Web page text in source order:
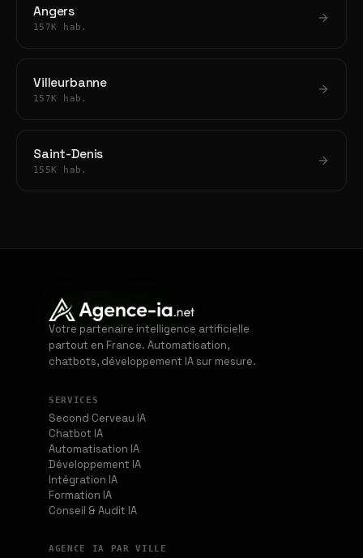
Angers
157K hab.
Villeurbanne
157K hab.
Saint-Denis
155K hab.
Votre partenaire intelligence artificielle
partout en France. Automatisation,
chatbots, développement IA sur mesure.
SERVICES
Second Cerveau IA
Chatbot IA
Automatisation IA
Développement IA
Intégration IA
Formation IA
Conseil & Audit IA
AGENCE IA PAR VILLE